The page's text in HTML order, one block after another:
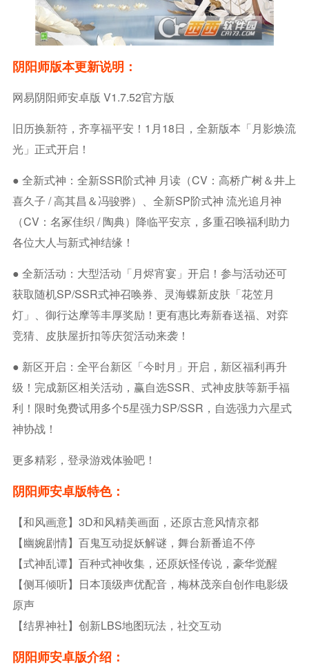
阴阳师版本更新说明：
网易阴阳师安卓版 V1.7.52官方版
旧历换新符，齐享福平安！1月18日，全新版本「月影焕流
光」正式开启！
● 全新式神：全新SSR阶式神 月读（CV：高桥广树＆井上
喜久子 / 高其昌＆冯骏骅）、全新SP阶式神 流光追月神
（CV：名冢佳织 / 陶典）降临平安京，多重召唤福利助力
各位大人与新式神结缘！
● 全新活动：大型活动「月烬宵宴」开启！参与活动还可
获取随机SP/SSR式神召唤券、灵海蝶新皮肤「花笠月
灯」、御行达摩等丰厚奖励！更有惠比寿新春送福、对弈
竞猜、皮肤屋折扣等庆贺活动来袭！
● 新区开启：全平台新区「今时月」开启，新区福利再升
级！完成新区相关活动，赢自选SSR、式神皮肤等新手福
利！限时免费试用多个5星强力SP/SSR，自选强力六星式
神协战！
更多精彩，登录游戏体验吧！
阴阳师安卓版特色：
【和风画意】3D和风精美画面，还原古意风情京都
【幽婉剧情】百鬼互动捉妖解谜，舞台新番追不停
【式神乱谭】百种式神收集，还原妖怪传说，豪华觉醒
【侧耳倾听】日本顶级声优配音，梅林茂亲自创作电影级
原声
【结界神社】创新LBS地图玩法，社交互动
阴阳师安卓版介绍：